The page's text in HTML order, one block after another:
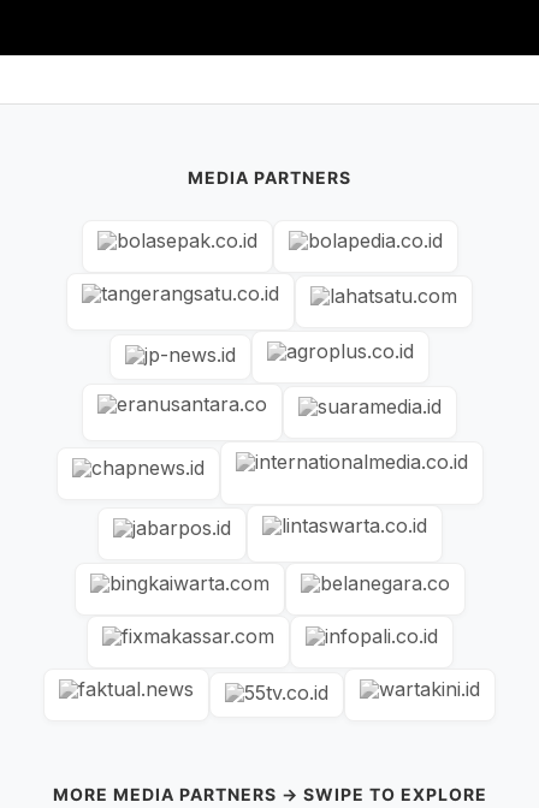
MEDIA PARTNERS
MORE MEDIA PARTNERS → SWIPE TO EXPLORE